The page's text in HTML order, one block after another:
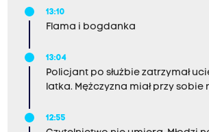
13:10
Flama i bogdanka
13:04
Policjant po służbie zatrzymał
latka. Mężczyzna miał przy sobie
12:55